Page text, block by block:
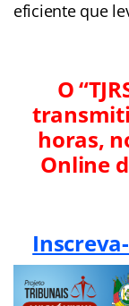
eficiente que
O
horas,
Online